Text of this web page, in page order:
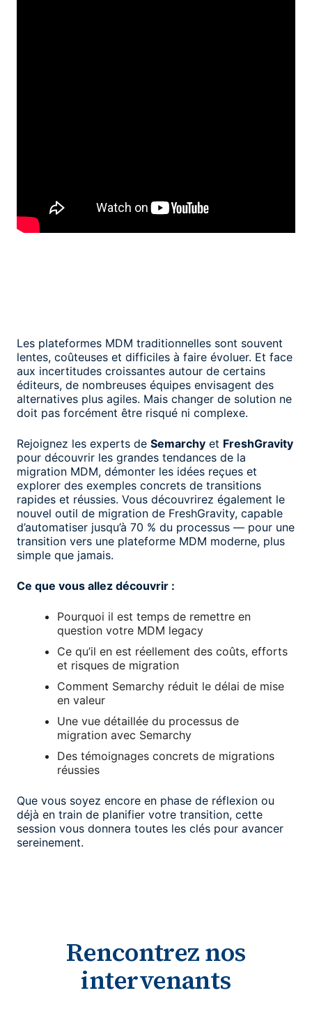
Les plateformes MDM traditionnelles sont souvent
lentes, coûteuses et difficiles à faire évoluer. Et face
aux incertitudes croissantes autour de certains
éditeurs, de nombreuses équipes envisagent des
alternatives plus agiles. Mais changer de solution ne
doit pas forcément être risqué ni complexe.
Rejoignez les experts de Semarchy et FreshGravity
pour découvrir les grandes tendances de la
migration MDM, démonter les idées reçues et
explorer des exemples concrets de transitions
rapides et réussies. Vous découvrirez également le
nouvel outil de migration de FreshGravity, capable
d’automatiser jusqu’à 70 % du processus — pour une
transition vers une plateforme MDM moderne, plus
simple que jamais.
Ce que vous allez découvrir :
Pourquoi il est temps de remettre en
question votre MDM legacy
Ce qu’il en est réellement des coûts, efforts
et risques de migration
Comment Semarchy réduit le délai de mise
en valeur
Une vue détaillée du processus de
migration avec Semarchy
Des témoignages concrets de migrations
réussies
Que vous soyez encore en phase de réflexion ou
déjà en train de planifier votre transition, cette
session vous donnera toutes les clés pour avancer
sereinement.
Rencontrez nos
intervenants